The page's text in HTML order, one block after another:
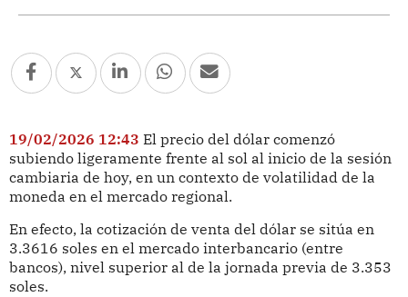
19/02/2026 12:43 El precio del dólar comenzó
subiendo ligeramente frente al sol al inicio de la sesión
cambiaria de hoy, en un contexto de volatilidad de la
moneda en el mercado regional.
En efecto, la cotización de venta del dólar se sitúa en
3.3616 soles en el mercado interbancario (entre
bancos), nivel superior al de la jornada previa de 3.353
soles.